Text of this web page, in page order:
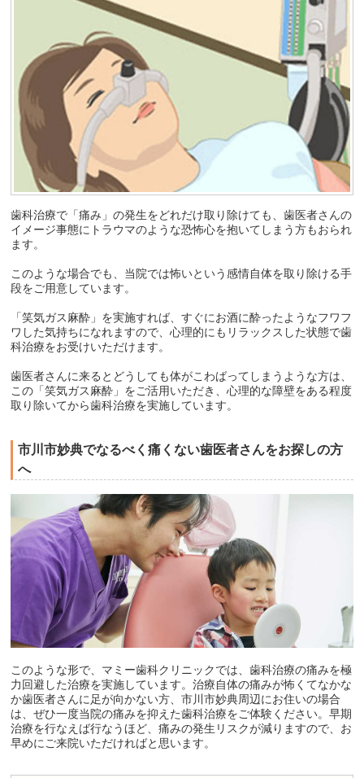
歯科治療で「痛み」の発生をどれだけ取り除けても、歯医者さんの
イメージ事態にトラウマのような恐怖心を抱いてしまう方もおられ
ます。
このような場合でも、当院では怖いという感情自体を取り除ける手
段をご用意しています。
「笑気ガス麻酔」を実施すれば、すぐにお酒に酔ったようなフワフ
ワした気持ちになれますので、心理的にもリラックスした状態で歯
科治療をお受けいただけます。
歯医者さんに来るとどうしても体がこわばってしまうような方は、
この「笑気ガス麻酔」をご活用いただき、心理的な障壁をある程度
取り除いてから歯科治療を実施しています。
市川市妙典でなるべく痛くない歯医者さんをお探しの方
へ
このような形で、マミー歯科クリニックでは、歯科治療の痛みを極
力回避した治療を実施しています。治療自体の痛みが怖くてなかな
か歯医者さんに足が向かない方、市川市妙典周辺にお住いの場合
は、ぜひ一度当院の痛みを抑えた歯科治療をご体験ください。早期
治療を行なえば行なうほど、痛みの発生リスクが減りますので、お
早めにご来院いただければと思います。